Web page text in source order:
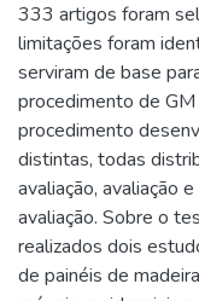
333 artigos foram
limitações foram
serviram de base
procedimento de
procedimento
distintas, todas
avaliação, avaliação
avaliação. Sobre o
realizados dois
de painéis de